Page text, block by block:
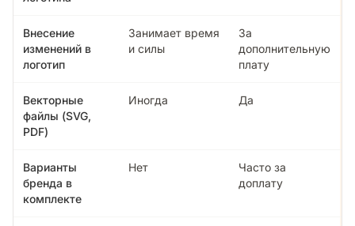
Внесение
изменений в
логотип
Занимает время
и силы
За
дополнительную
плату
Векторные
файлы (SVG,
PDF)
Иногда Да
Варианты
бренда в
комплекте
Нет
Часто за
доплату